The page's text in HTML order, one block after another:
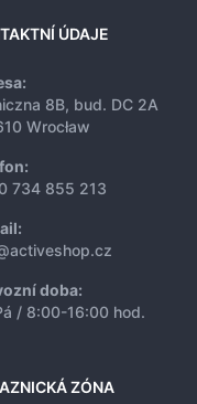
ÚDAJE
8B, bud. DC 2A
Wrocław
734 855 213
doba:
/ 8:00-16:00 hod.
ZÓNA